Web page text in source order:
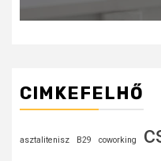
CIMKEFELHŐ
asztalitenisz B29 coworking